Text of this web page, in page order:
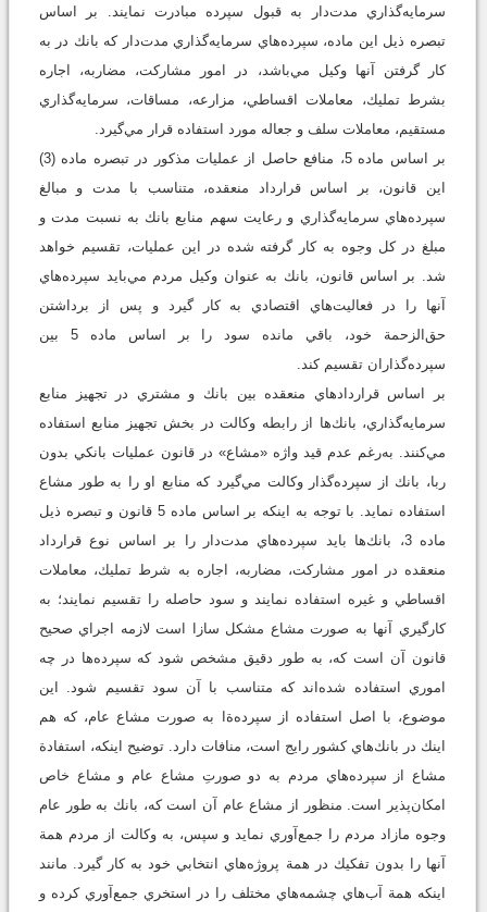
سرمايه‌گذاري مدت‌دار به قبول سپرده مبادرت نمايند. بر اساس
تبصره ذيل اين ماده، سپرده‌هاي سرما‌يه‌گذاري مدت‌دار كه بانك در به
كار گرفتن آنها وكيل مي‌باشد، در امور مشاركت، مضاربه، اجاره
بشرط تمليك، معاملات اقساطي، مزارعه، مساقات، سرمايه‌گذاري
مستقيم، معاملات سلف و جعاله مورد استفاده قرار مي‌گيرد.
بر اساس ماده 5، منافع حاصل از عمليات مذكور در تبصره ماده (3)
اين قانون، بر اساس قرارداد منعقده، متناسب با مدت و مبالغ
سپرده‌هاي سرمايه‌گذاري و رعايت سهم منابع بانك به نسبت مدت و
مبلغ در كل وجوه به كار گرفته شده در اين عمليات، تقسيم خواهد
شد. بر اساس قانون، بانك به عنوان وكيل مردم مي‌بايد سپرده‌هاي
آنها را در فعاليت‌هاي اقتصادي به كار گيرد و پس از برداشتن
حق‌الزحمة خود، باقي مانده سود را بر اساس ماده 5 بين
سپرده‌گذاران تقسيم كند.
بر اساس قراردادهاي منعقده بين بانك و مشتري در تجهيز منابع
سرمايه‌گذاري، بانك‌ها از رابطه وكالت در بخش تجهيز منابع استفاده
مي‌كنند. به‌رغم عدم قيد واژه «مشاع» در قانون عمليات بانكي بدون
ربا، بانك از سپرده‌گذار وكالت مي‌گيرد كه منابع او را به طور مشاع
استفاده نمايد. با توجه به اينكه بر اساس ماده 5 قانون و تبصره ذيل
ماده 3، بانك‌ها بايد سپرده‌هاي مدت‌دار را بر اساس نوع قرارداد
منعقده در امور مشاركت، مضاربه، اجاره به شرط تمليك، معاملات
اقساطي و غيره استفاده نمايند و سود حاصله را تقسيم نمايند؛ به
كارگيري آنها به صورت مشاع مشكل سازا است لازمه اجراي صحيح
قانون آن است كه، به طور دقيق مشخص شود كه سپرده‌ها در چه
اموري استفاده شده‌اند كه متناسب با آن سود تقسيم شود. اين
موضوع، با اصل استفاده از سپرده‌ةا به صورت مشاع عام، كه هم
اينك در بانك‌هاي كشور رايج است، منافات دارد. توضيح اينكه، استفادة
مشاع از سپرده‌هاي مردم به دو صورتِ مشاع عام و مشاع خاص
امكان‌پذير است. منظور از مشاع عام آن است كه، بانك به طور عام
وجوه مازاد مردم را جمع‌آوري نمايد و سپس، به وكالت از مردم همة
آنها را بدون تفكيك در همة پروژه‌هاي انتخابي خود به كار گيرد. مانند
اينكه همة آب‌هاي چشمه‌هاي مختلف را در استخري جمع‌آوري كرده و